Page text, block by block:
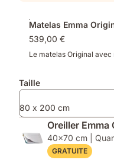
Matelas Emma
539,00 €
Le matelas Original
Taille
80 x 200 cm
Oreiller
40x70 cm |
GRATUITE